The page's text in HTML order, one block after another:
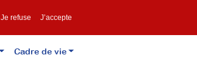
Cadre de vie
Je refuse J’accepte